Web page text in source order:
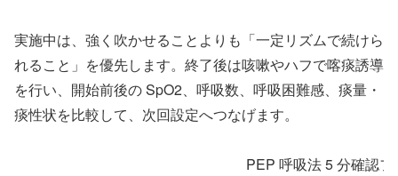
実施中は、強く吹かせることよりも「一定リズムで続けら
れること」を優先します。終了後は咳嗽やハフで喀痰誘導
を行い、開始前後の SpO2、呼吸数、呼吸困難感、痰量・
痰性状を比較して、次回設定へつなげます。
PEP 呼吸法 5 分確認フ